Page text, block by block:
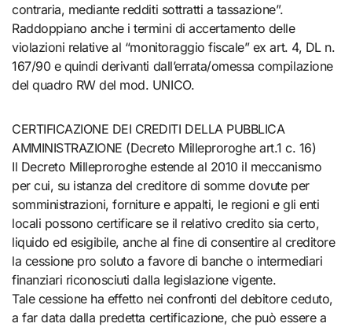
contraria, mediante redditi sottratti a tassazione”.
Raddoppiano anche i termini di accertamento delle
violazioni relative al “monitoraggio fiscale” ex art. 4, DL n.
167/90 e quindi derivanti dall’errata/omessa compilazione
del quadro RW del mod. UNICO.
CERTIFICAZIONE DEI CREDITI DELLA PUBBLICA
AMMINISTRAZIONE (Decreto Milleproroghe art.1 c. 16)
Il Decreto Milleproroghe estende al 2010 il meccanismo
per cui, su istanza del creditore di somme dovute per
somministrazioni, forniture e appalti, le regioni e gli enti
locali possono certificare se il relativo credito sia certo,
liquido ed esigibile, anche al fine di consentire al creditore
la cessione pro soluto a favore di banche o intermediari
finanziari riconosciuti dalla legislazione vigente.
Tale cessione ha effetto nei confronti del debitore ceduto,
a far data dalla predetta certificazione, che può essere a